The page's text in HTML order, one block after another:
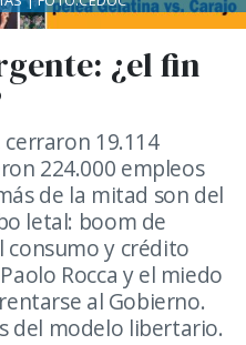
¿el fin
19.114
224.000 empleos
de la mitad son del
letal: boom de
consumo y crédito
Rocca y el miedo
al Gobierno.
del modelo libertario.